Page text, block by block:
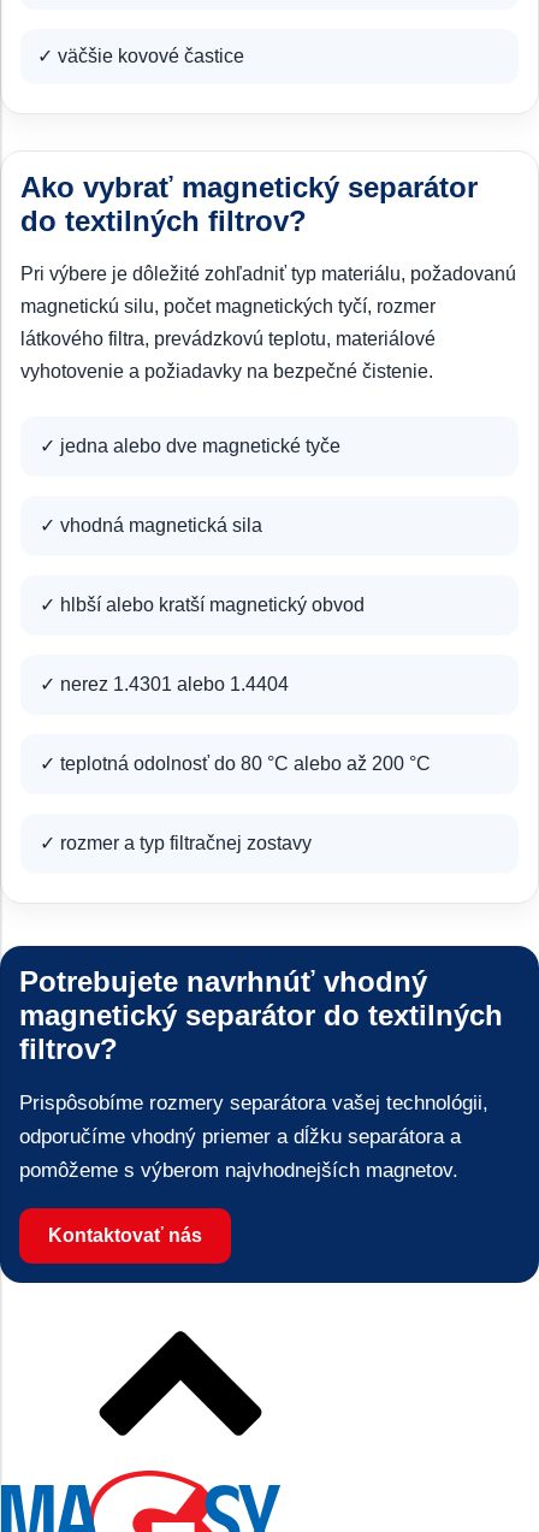
✓ väčšie kovové častice
Ako vybrať magnetický separátor
do textilných filtrov?
Pri výbere je dôležité zohľadniť typ materiálu, požadovanú
magnetickú silu, počet magnetických tyčí, rozmer
látkového filtra, prevádzkovú teplotu, materiálové
vyhotovenie a požiadavky na bezpečné čistenie.
✓ jedna alebo dve magnetické tyče
✓ vhodná magnetická sila
✓ hlbší alebo kratší magnetický obvod
✓ nerez 1.4301 alebo 1.4404
✓ teplotná odolnosť do 80 °C alebo až 200 °C
✓ rozmer a typ filtračnej zostavy
Potrebujete navrhnúť vhodný
magnetický separátor do textilných
filtrov?
Prispôsobíme rozmery separátora vašej technológii,
odporučíme vhodný priemer a dĺžku separátora a
pomôžeme s výberom najvhodnejších magnetov.
Kontaktovať nás